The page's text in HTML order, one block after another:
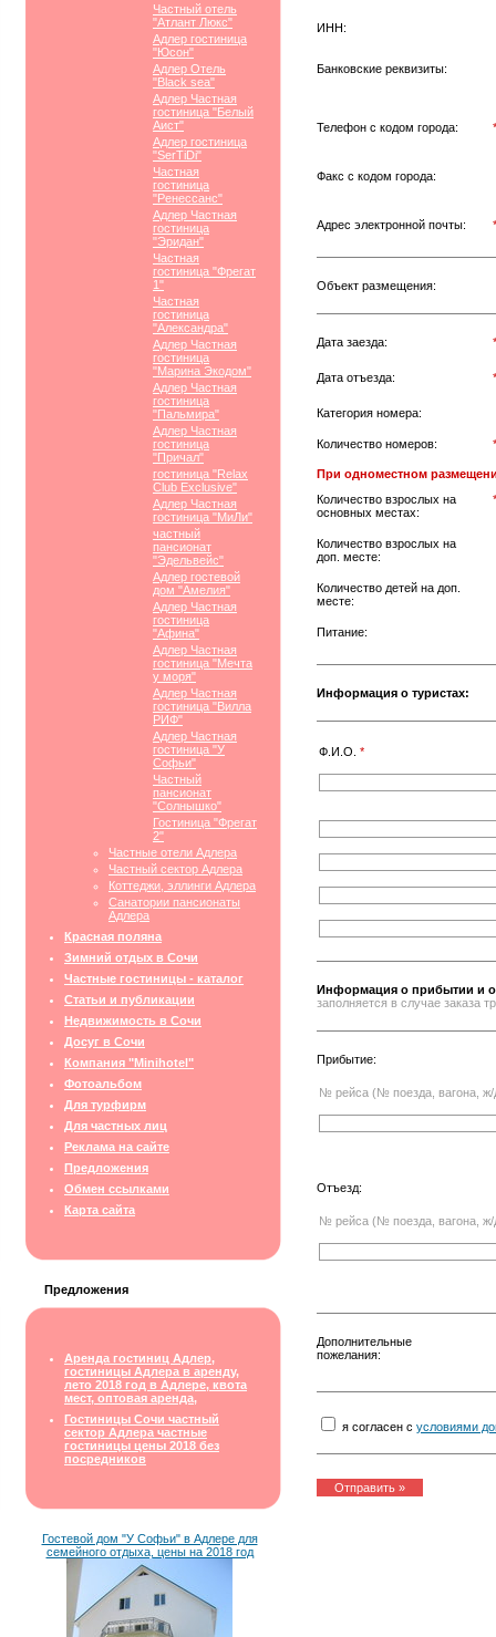
Частный отель
"Атлант Люкс"
Адлер гостиница
"Юсон"
Адлер Отель
"Black sea"
Адлер Частная
гостиница "Белый
Аист"
Адлер гостиница
"SerTiDi"
Частная
гостиница
"Ренессанс"
Адлер Частная
гостиница
"Эридан"
Частная
гостиница "Фрегат
1"
Частная
гостиница
"Александра"
Адлер Частная
гостиница
"Марина Экодом"
Адлер Частная
гостиница
"Пальмира"
Адлер Частная
гостиница
"Причал"
гостиница "Relax
Club Exclusive"
Адлер Частная
гостиница "МиЛи"
частный
пансионат
"Эдельвейс"
Адлер гостевой
дом "Амелия"
Адлер Частная
гостиница
"Афина"
Адлер Частная
гостиница "Мечта
у моря"
Адлер Частная
гостиница "Вилла
РИФ"
Адлер Частная
гостиница "У
Софьи"
Частный
пансионат
"Солнышко"
Гостиница "Фрегат
2"
Частные отели Адлера
Частный сектор Адлера
Коттеджи, эллинги Адлера
Санатории пансионаты
Адлера
Красная поляна
Зимний отдых в Сочи
Частные гостиницы - каталог
Статьи и публикации
Недвижимость в Сочи
Досуг в Сочи
Компания "Minihotel"
Фотоальбом
Для турфирм
Для частных лиц
Реклама на сайте
Предложения
Обмен ссылками
Карта сайта
Предложения
Аренда гостиниц Адлер,
гостиницы Адлера в аренду,
лето 2018 год в Адлере, квота
мест, оптовая аренда,
Гостиницы Сочи частный
сектор Адлера частные
гостиницы цены 2018 без
посредников
Гостевой дом "У Софьи" в Адлере для
семейного отдыха, цены на 2018 год
ИНН:
Банковские реквизиты:
Телефон с кодом города: *
Факс с кодом города:
Адрес электронной почты: *
Объект размещения:
Дата заезда: *
Дата отъезда: *
Категория номера:
Количество номеров: *
При одноместном
Количество взрослых на
основных местах:
*
Количество взрослых на
доп. месте:
Количество детей на доп.
месте:
Питание:
Информация о туристах:
Ф.И.О. *
Информация о прибытии и
заполняется в случае заказа
Прибытие:
№ рейса (№ поезда, вагона, ж/
Отъезд:
№ рейса (№ поезда, вагона, ж/
Дополнительные
пожелания:
я согласен с условиями